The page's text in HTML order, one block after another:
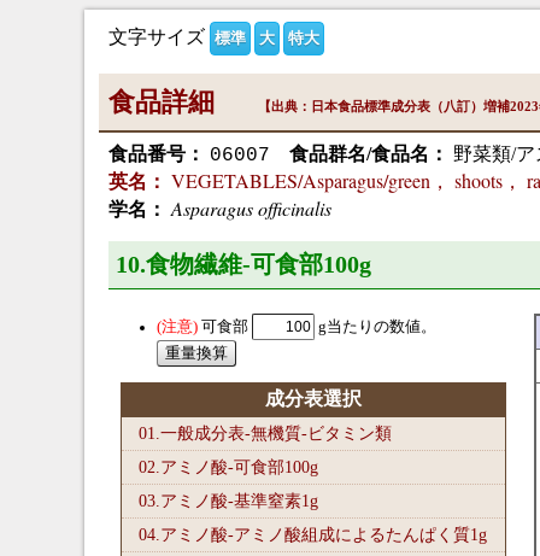
文字サイズ 標準 大 特大
食品詳細 【出典：日本食品標準成分表（八訂）増補
食品番号： 06007 食品群名/食品名：
野菜類/
英名： VEGETABLES/Asparagus/green， shoots，
学名： Asparagus officinalis
10.食物繊維-可食部100g
可食部 g当たりの数値。
成分表選択
01.一般成分表-無機質-ビタミン類
02.アミノ酸-可食部100g
03.アミノ酸-基準窒素1g
04.アミノ酸-アミノ酸組成によるたんぱく質1g